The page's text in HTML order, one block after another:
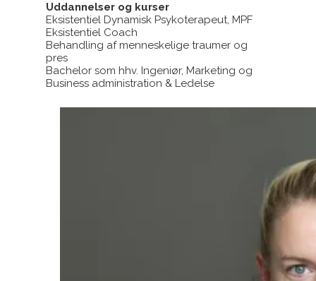
Uddannelser og kurser
Eksistentiel Dynamisk Psykoterapeut, MPF
Eksistentiel Coach
Behandling af menneskelige traumer og
pres
Bachelor som hhv. Ingeniør, Marketing og
Business administration & Ledelse